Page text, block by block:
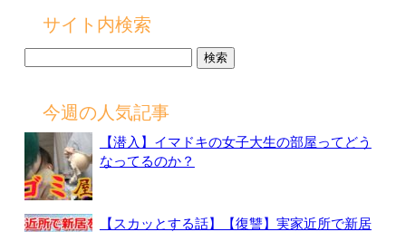
サイト内検索
今週の人気記事
【潜入】イマドキの女子大生の部屋ってどう
なってるのか？
【スカッとする話】【復讐】実家近所で新居